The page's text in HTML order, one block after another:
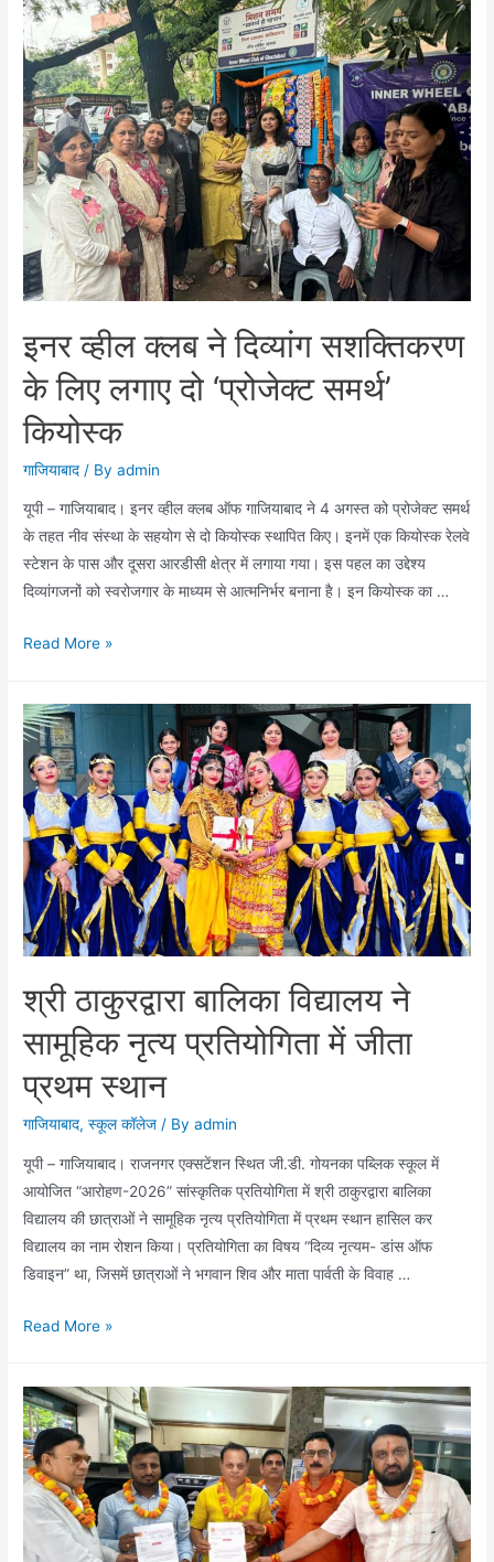
के
जयघोष
के
साथ
शिव
कांवड़
सेवा
संघ
के
32वें
कांवड़
शिविर
का
शुभारंभ
इनर व्हील क्लब ने दिव्यांग सशक्तिकरण
के लिए लगाए दो ‘प्रोजेक्ट समर्थ’
कियोस्क
गाजियाबाद / Byadmin
यूपी – गाजियाबाद। इनर व्हील क्लब ऑफ गाजियाबाद ने 4 अगस्त को प्रोजेक्ट समर्थ
के तहत नीव संस्था के सहयोग से दो कियोस्क स्थापित किए। इनमें एक कियोस्क रेलवे
स्टेशन के पास और दूसरा आरडीसी क्षेत्र में लगाया गया। इस पहल का उद्देश्य
दिव्यांगजनों को स्वरोजगार के माध्यम से आत्मनिर्भर बनाना है। इन कियोस्क का …
इनर
ने
दिव्यांग
सशक्तिकरण
के
लिए
लगाए
दो
‘प्रोजेक्ट
समर्थ’
Read More »
श्री ठाकुरद्वारा बालिका विद्यालय ने
सामूहिक नृत्य प्रतियोगिता में जीता
प्रथम स्थान
गाजियाबाद,स्कूल कॉलेज / Byadmin
यूपी – गाजियाबाद। राजनगर एक्सटेंशन स्थित जी.डी. गोयनका पब्लिक स्कूल में
आयोजित “आरोहण-2026” सांस्कृतिक प्रतियोगिता में श्री ठाकुरद्वारा बालिका
विद्यालय की छात्राओं ने सामूहिक नृत्य प्रतियोगिता में प्रथम स्थान हासिल कर
विद्यालय का नाम रोशन किया। प्रतियोगिता का विषय “दिव्य नृत्यम- डांस ऑफ
डिवाइन” था, जिसमें छात्राओं ने भगवान शिव और माता पार्वती के विवाह …
श्री
विद्यालय
ने
सामूहिक
नृत्य
प्रतियोगिता
में
Read More »